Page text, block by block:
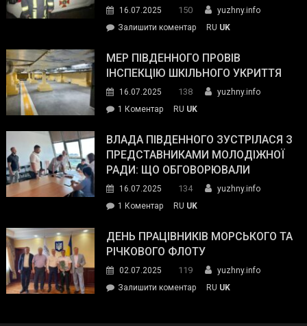
силових
та
органів:
«Наш
спільний
окупанти.
Маємо
діяти
команда
16.07.2025 150
yuzhny.info
Залишити коментарon
ДСНС
власноруч
пожежу
у
RU UK
МЕР ПІВДЕННОГО ПРОВІВ
ІНСПЕКЦІЮ ШКІЛЬНОГО УКРИТТЯ
16.07.2025 138
yuzhny.info
1 Коментардо
Південного
провів
інспекцію
укриття
RU UK
ВЛАДА ПІВДЕННОГО ЗУСТРІЛАСЯ З
ПРЕДСТАВНИКАМИ МОЛОДІЖНОЇ
РАДИ: ЩО ОБГОВОРЮВАЛИ
16.07.2025 134
yuzhny.info
1 Коментардо
Південного
зустрілася
представниками
молодіжної
RU UK
ДЕНЬ ПРАЦІВНИКІВ МОРСЬКОГО ТА
РІЧКОВОГО ФЛОТУ
02.07.2025 119
yuzhny.info
Залишити коментарon
RU UK